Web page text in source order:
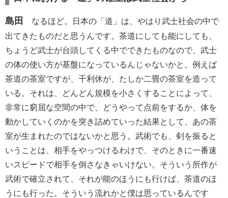
島田
なるほど。日本の「道」は、やはり武士社会の中で
出てきたものだと思うんです。茶道にしても能にしても、
ちょうど武士が台頭してくる中でできたものなので、武士
の体の使い方が基盤になっているんじゃないかと。例えば
茶道の茶室ですが、千利休が、たしか二畳の茶室を造って
いる。それは、どんどん規模を小さくすることによって、
非常に窮屈な空間の中で、どうやって点前をするか、体を
動かしていくのかを突き詰めていった結果として、あの茶
室が生まれたのではないかと思う。武術でも、剣を振ると
いうことは、相手をやっつけるわけで、そのときに一番速
いスピードで相手を倒さなきゃいけない。そういう所作が
武術で確立されて、それが能のほうにも行けば、茶道のほ
うにも行った。そういう流れかと僕は思っているんです